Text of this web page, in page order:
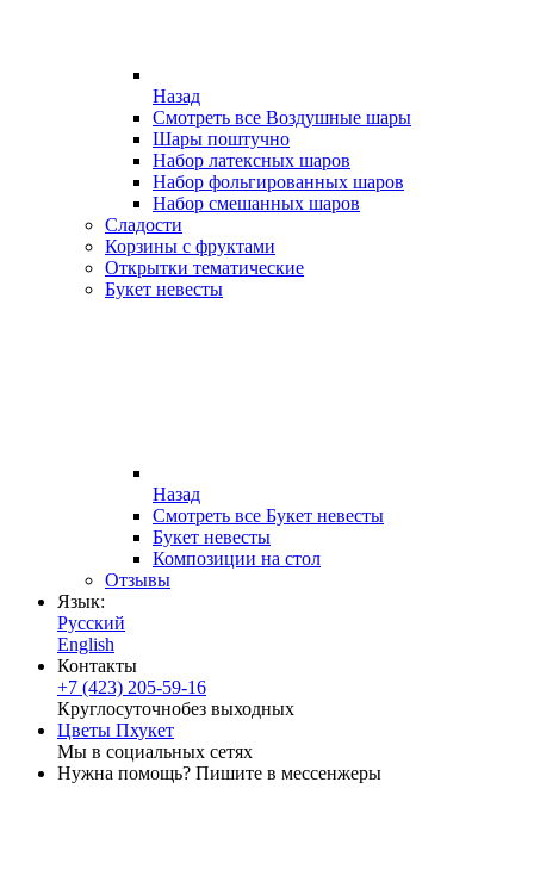
Назад
Смотреть все Воздушные шары
Шары поштучно
Набор латексных шаров
Набор фольгированных шаров
Набор смешанных шаров
Сладости
Корзины с фруктами
Открытки тематические
Букет невесты
Назад
Смотреть все Букет невесты
Букет невесты
Композиции на стол
Отзывы
Язык:
Русский
English
Контакты
+7 (423) 205-59-16
Круглосуточнобез выходных
Цветы Пхукет
Мы в социальных сетях
Нужна помощь? Пишите в мессенжеры